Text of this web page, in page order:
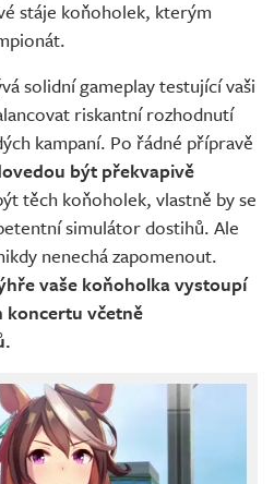
stáje koňoholek, kterým
solidní gameplay testující vaši
riskantní rozhodnutí
kampaní. Po řádné přípravě
být překvapivě
těch koňoholek, vlastně by se
simulátor dostihů. Ale
nenechá zapomenout.
vaše koňoholka vystoupí
koncertu včetně